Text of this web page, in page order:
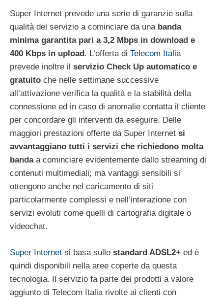
Super Internet prevede una serie di garanzie sulla
qualità del servizio a cominciare da una banda
minima garantita pari a 3,2 Mbps in download e
400 Kbps in upload . L’offerta di Telecom Italia
prevede inoltre il servizio Check Up automatico e
gratuito che nelle settimane successive
all’attivazione verifica la qualità e la stabilità della
connessione ed in caso di anomalie contatta il cliente
per concordare gli interventi da eseguire. Delle
maggiori prestazioni offerte da Super Internet si
avvantaggiano tutti i servizi che richiedono molta
bandaa cominciare evidentemente dallo streaming di
contenuti multimediali; ma vantaggi sensibili si
ottengono anche nel caricamento di siti
particolarmente complessi e nell’interazione con
servizi evoluti come quelli di cartografia digitale o
videochat.
Super Internet si basa sullo standard ADSL2+ ed è
quindi disponibili nella aree coperte da questa
tecnologia. Il servizio fa parte dei prodotti a valore
aggiunto di Telecom Italia rivolte ai clienti con